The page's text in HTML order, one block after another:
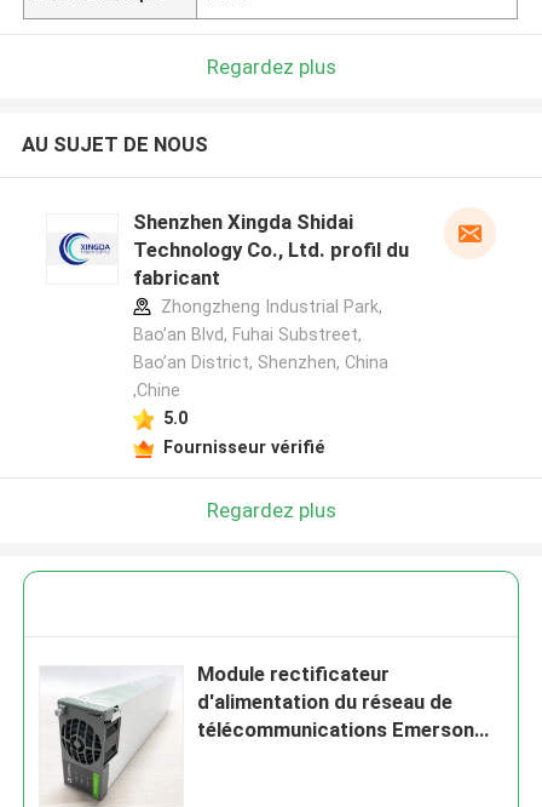
Regardez plus
AU SUJET DE NOUS
Shenzhen Xingda Shidai
Technology Co., Ltd. profil du
fabricant
Zhongzheng Industrial Park,
Bao’an Blvd, Fuhai Substreet,
Bao’an District, Shenzhen, China
,Chine
5.0
Fournisseur vérifié
Regardez plus
Module rectificateur
d'alimentation du réseau de
télécommunications Emerson